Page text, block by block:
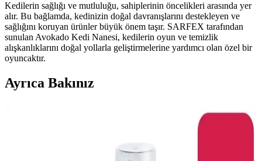
Kedilerin sağlığı ve mutluluğu, sahiplerinin öncelikleri arasında yer
alır. Bu bağlamda, kedinizin doğal davranışlarını destekleyen ve
sağlığını koruyan ürünler büyük önem taşır. SARFEX tarafından
sunulan Avokado Kedi Nanesi, kedilerin oyun ve temizlik
alışkanlıklarını doğal yollarla geliştirmelerine yardımcı olan özel bir
oyuncaktır.
Ayrıca Bakınız
Otomatik Kedi Kumu Kabı: Zaman Tasarrufu ve
Otomatik kedi kumu kabı, zaman tasarrufu ve hijyen sunarak kedi